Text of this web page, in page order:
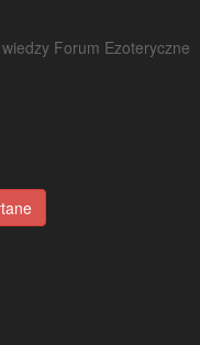
Forum Ezoteryczne